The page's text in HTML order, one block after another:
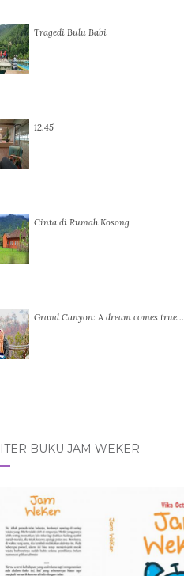
Tragedi Bulu Babi
12.45
Cinta di Rumah Kosong
Grand Canyon: A dream comes true…
BUKU JAM WEKER